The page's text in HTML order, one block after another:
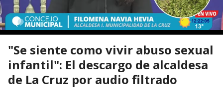
"Se siente como vivir abuso sexual
infantil": El descargo de alcaldesa
de La Cruz por audio filtrado